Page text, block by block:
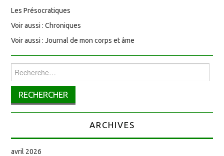
Les Présocratiques
Voir aussi : Chroniques
Voir aussi : Journal de mon corps et âme
Rechercher :
ARCHIVES
avril 2026